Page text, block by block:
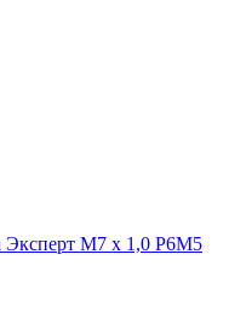
M7 x 1,0 P6M5